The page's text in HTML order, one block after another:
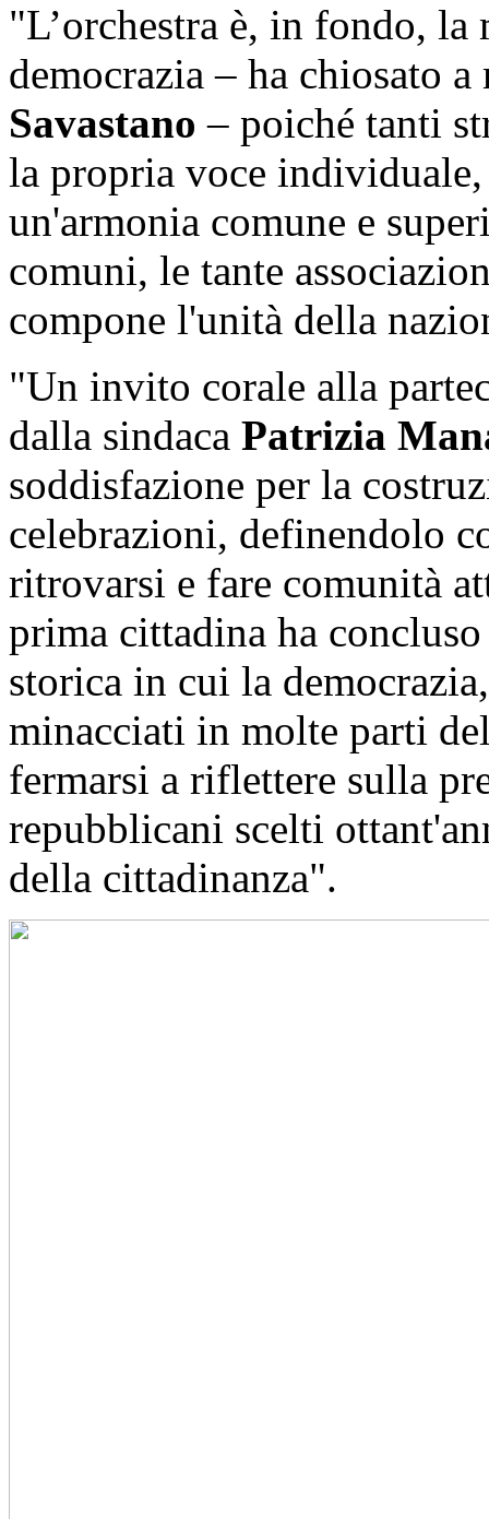
"L’orchestra è, in fondo, la
democrazia – ha chiosato
Savastano – poiché tanti
la propria voce
un'armonia comune e
comuni, le tante
compone l'unità della
"Un invito corale alla
dalla sindaca Patrizia
soddisfazione per la
celebrazioni, definendolo
ritrovarsi e fare comunità
prima cittadina ha
storica in cui la
minacciati in molte parti
fermarsi a riflettere sulla
repubblicani scelti
della cittadinanza".